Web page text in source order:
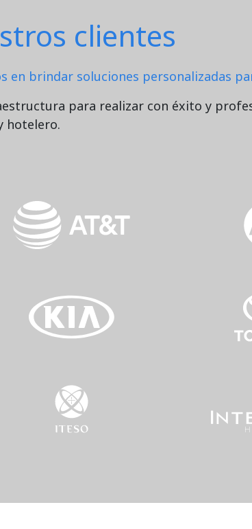
clientes
en brindar soluciones personalizadas
para realizar con éxito y
hotelero.